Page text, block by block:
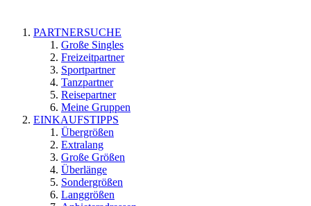
PARTNERSUCHE
Große Singles
Freizeitpartner
Sportpartner
Tanzpartner
Reisepartner
Meine Gruppen
EINKAUFSTIPPS
Übergrößen
Extralang
Große Größen
Überlänge
Sondergrößen
Langgrößen